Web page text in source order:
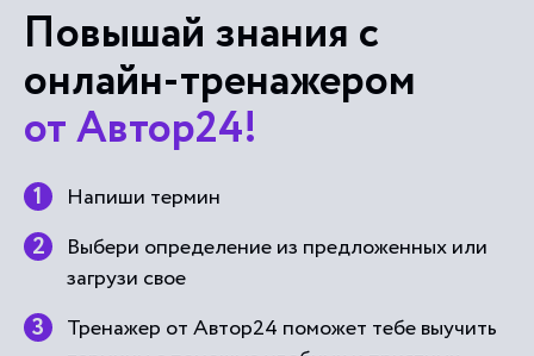
Повышай знания с
онлайн-тренажером
от Автор24!
Напиши термин
Выбери определение из предложенных или
загрузи свое
Тренажер от Автор24 поможет тебе выучить